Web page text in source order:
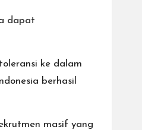
dapat
ke dalam
berhasil
masif yang